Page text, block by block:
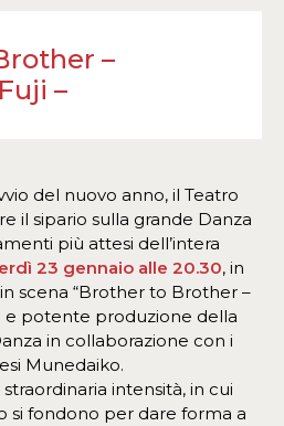
–
–
del nuovo anno, il Teatro
il sipario sulla grande Danza
più attesi dell’intera
23 gennaio alle 20.30, in
scena “Brother to Brother –
e potente produzione della
in collaborazione con i
Munedaiko.
intensità, in cui
si fondono per dare forma a